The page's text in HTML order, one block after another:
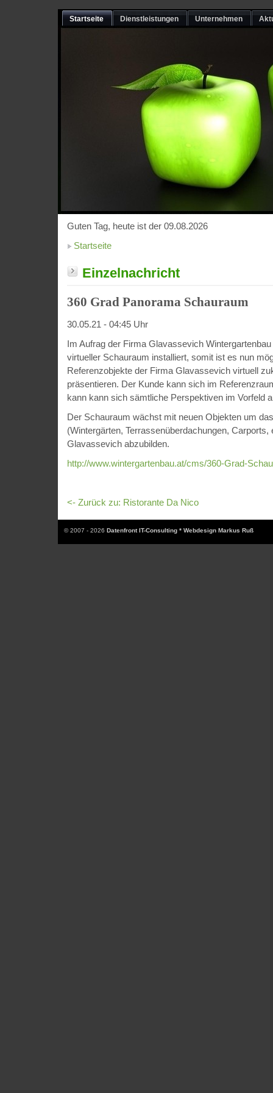
Startseite Dienstleistungen Unternehmen
Guten Tag, heute ist der 09.08.2026
Startseite
Einzelnachricht
360 Grad Panorama Schauraum
30.05.21 - 04:45 Uhr
Im Aufrag der Firma Glavassevich
virtueller Schauraum installiert, somit ist es nun
Referenzobjekte der Firma Glavassevich virtuell
präsentieren. Der Kunde kann sich im
kann kann sich sämtliche Perspektiven im Vorfeld
Der Schauraum wächst mit neuen Objekten um
(Wintergärten, Terrassenüberdachungen, Carports,
Glavassevich abzubilden.
http://www.wintergartenbau.at/cms/360-Grad-
<- Zurück zu: Ristorante Da Nico
© 2007 - 2026 Datenfront IT-Consulting * Webdesign Markus Ruß